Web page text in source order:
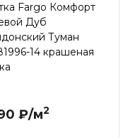
Fargo Комфорт
Дуб
Туман
14 крашеная
₽/м2